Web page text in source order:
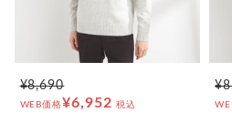
¥8,690
WEB価格¥6,952 税込